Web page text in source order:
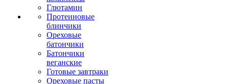
Глютамин
Протеиновые
блинчики
Ореховые
батончики
Батончики
веганские
Готовые завтраки
Ореховые пасты